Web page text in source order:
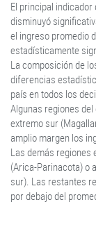
El principal
disminuyó
el ingreso promedio
estadísticamente
La composición de
diferencias
país en todos los
Algunas regiones
extremo sur
amplio margen los
Las demás regiones
(Arica-Parinacota) o
sur). Las restantes
por debajo del